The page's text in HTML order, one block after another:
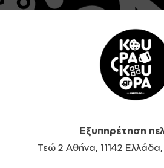
Εξυπηρέτηση
Τεώ 2 Αθήνα, 11142